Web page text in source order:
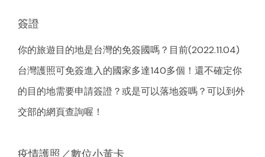
簽證
你的旅遊目的地是台灣的免簽國嗎？目前(2022.11.04)
台灣護照可免簽進入的國家多達140多個！還不確定你
的目的地需要申請簽證？或是可以落地簽嗎？可以到外
交部的網頁查詢喔！